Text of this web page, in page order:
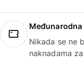
Nikada se ne
naknadama